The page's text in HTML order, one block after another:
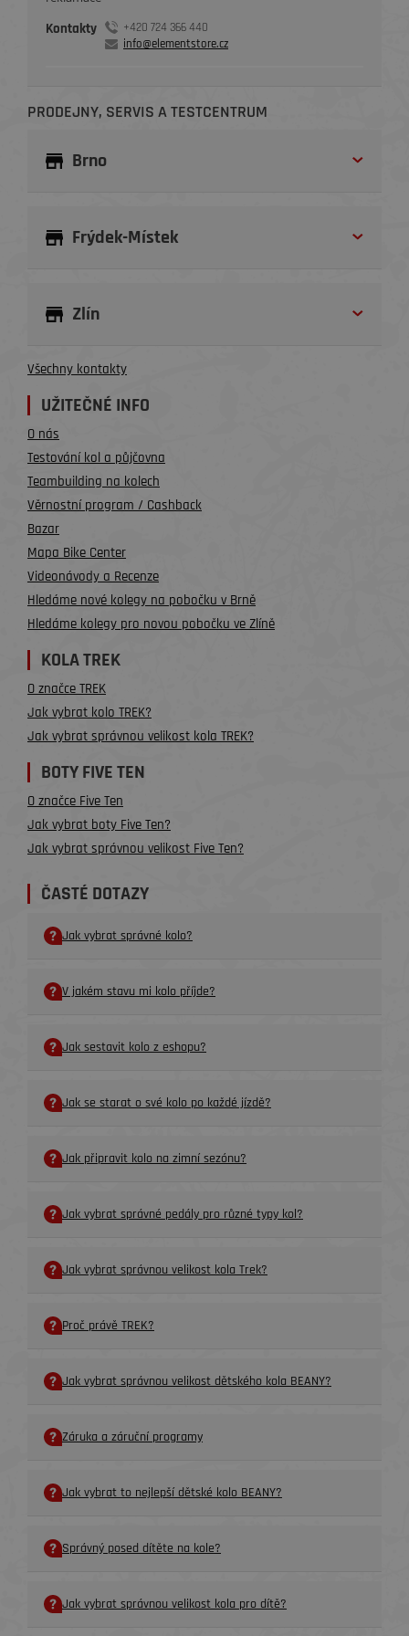
Kontakty
+420 724 366 440
info@elementstore.cz
PRODEJNY, SERVIS A TESTCENTRUM
Brno
Frýdek-Místek
Zlín
Všechny kontakty
UŽITEČNÉ INFO
O nás
Testování kol a půjčovna
Teambuilding na kolech
Věrnostní program / Cashback
Bazar
Mapa Bike Center
Videonávody a Recenze
Hledáme nové kolegy na pobočku v Brně
Hledáme kolegy pro novou pobočku ve Zlíně
KOLA TREK
O značce TREK
Jak vybrat kolo TREK?
Jak vybrat správnou velikost kola TREK?
BOTY FIVE TEN
O značce Five Ten
Jak vybrat boty Five Ten?
Jak vybrat správnou velikost Five Ten?
ČASTÉ DOTAZY
Jak vybrat správné kolo?
V jakém stavu mi kolo příjde?
Jak sestavit kolo z eshopu?
Jak se starat o své kolo po každé jízdě?
Jak připravit kolo na zimní sezónu?
Jak vybrat správné pedály pro různé typy kol?
Jak vybrat správnou velikost kola Trek?
Proč právě TREK?
Jak vybrat správnou velikost dětského kola BEANY?
Záruka a záruční programy
Jak vybrat to nejlepší dětské kolo BEANY?
Správný posed dítěte na kole?
Jak vybrat správnou velikost kola pro dítě?